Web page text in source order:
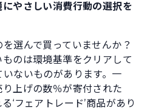
やさしい消費行動の選択を
選んで買っていませんか？
のは環境基準をクリアして
ないものがあります。一
上げの数％が寄付された
‘フェアトレード’商品があり